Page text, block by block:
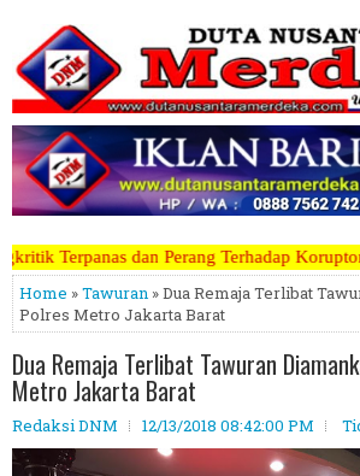
Koruptor, Narkoba, Teroris
Home »Tawuran » Dua Remaja Terlibat
Polres Metro Jakarta Barat
Dua Remaja Terlibat Tawuran
Metro Jakarta Barat
Redaksi DNM 12/13/2018 08:42:00 PM